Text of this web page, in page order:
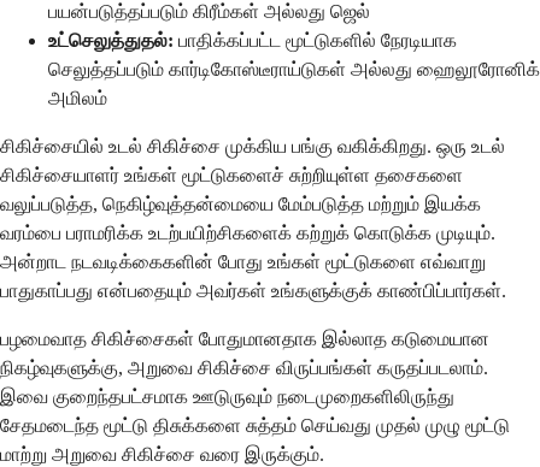
பயன்படுத்தப்படும் கிரீம்கள் அல்லது ஜெல்
உட்செலுத்துதல்: பாதிக்கப்பட்ட மூட்டுகளில் நேரடியாக
செலுத்தப்படும் கார்டிகோஸ்டீராய்டுகள் அல்லது ஹைலூரோனிக்
அமிலம்
சிகிச்சையில் உடல் சிகிச்சை முக்கிய பங்கு வகிக்கிறது. ஒரு உடல்
சிகிச்சையாளர் உங்கள் மூட்டுகளைச் சுற்றியுள்ள தசைகளை
வலுப்படுத்த, நெகிழ்வுத்தன்மையை மேம்படுத்த மற்றும் இயக்க
வரம்பை பராமரிக்க உடற்பயிற்சிகளைக் கற்றுக் கொடுக்க முடியும்.
அன்றாட நடவடிக்கைகளின் போது உங்கள் மூட்டுகளை எவ்வாறு
பாதுகாப்பது என்பதையும் அவர்கள் உங்களுக்குக் காண்பிப்பார்கள்.
பழமைவாத சிகிச்சைகள் போதுமானதாக இல்லாத கடுமையான
நிகழ்வுகளுக்கு, அறுவை சிகிச்சை விருப்பங்கள் கருதப்படலாம்.
இவை குறைந்தபட்சமாக ஊடுருவும் நடைமுறைகளிலிருந்து
சேதமடைந்த மூட்டு திசுக்களை சுத்தம் செய்வது முதல் முழு மூட்டு
மாற்று அறுவை சிகிச்சை வரை இருக்கும்.